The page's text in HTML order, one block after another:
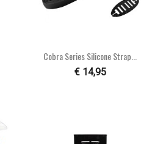
Cobra Series Silicone Strap...
€ 14,95